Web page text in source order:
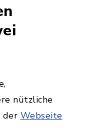
nützliche
der Webseite